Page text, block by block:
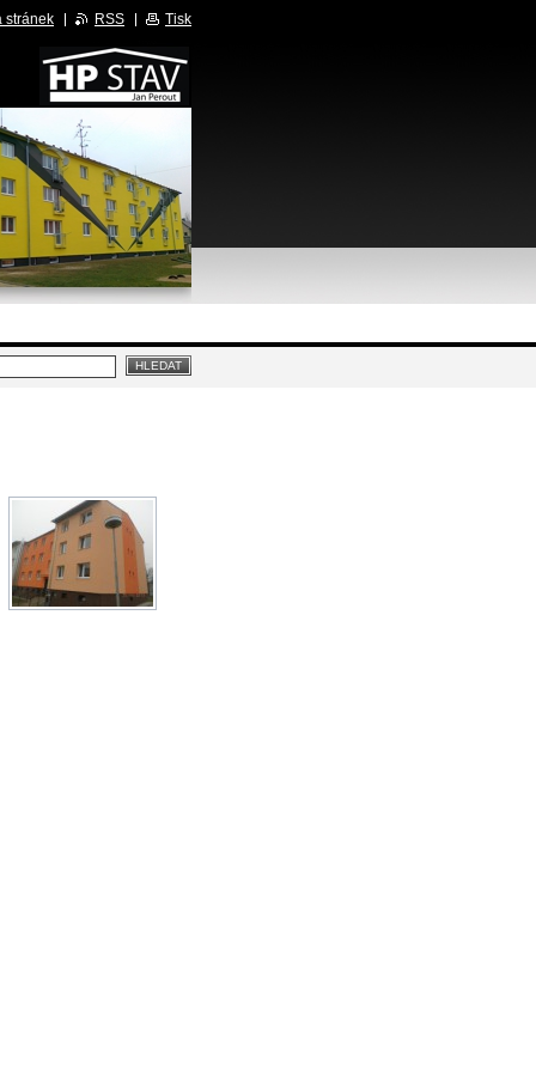
stránek RSS Tisk